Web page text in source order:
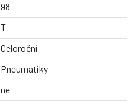
98
T
Celoroční
Pneumatiky
ne